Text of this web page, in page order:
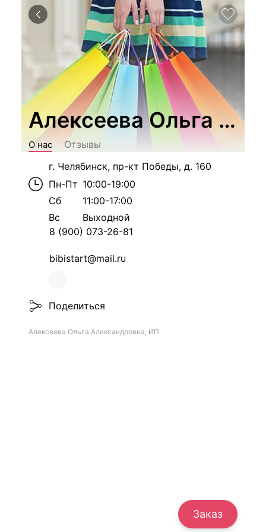
Алексеева Ольга
О нас
Отзывы
г. Челябинск, пр-кт Победы, д. 160
Пн-Пт 10:00-19:00
Сб
11:00-17:00
Вс
Выходной
8 (900) 073-26-81
bibistart@mail.ru
Поделиться
Алексеева Ольга Александровна, ИП
Заказ